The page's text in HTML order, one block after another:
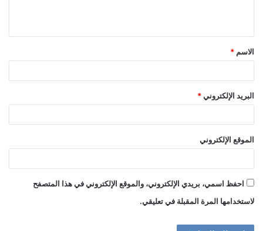
ق
*
الاسم *
البريد الإلكتروني *
الموقع الإلكتروني
احفظ اسمي، بريدي الإلكتروني، والموقع الإلكتروني في هذا المتصفح
لاستخدامها المرة المقبلة في تعليقي.